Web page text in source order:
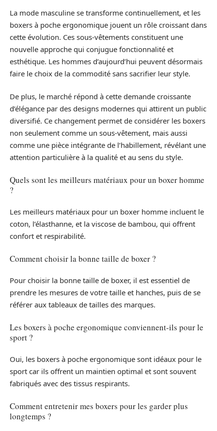
La mode masculine se transforme continuellement, et les
boxers à poche ergonomique jouent un rôle croissant dans
cette évolution. Ces sous-vêtements constituent une
nouvelle approche qui conjugue fonctionnalité et
esthétique. Les hommes d’aujourd’hui peuvent désormais
faire le choix de la commodité sans sacrifier leur style.
De plus, le marché répond à cette demande croissante
d’élégance par des designs modernes qui attirent un public
diversifié. Ce changement permet de considérer les boxers
non seulement comme un sous-vêtement, mais aussi
comme une pièce intégrante de l’habillement, révélant une
attention particulière à la qualité et au sens du style.
Quels sont les meilleurs matériaux pour un boxer homme
?
Les meilleurs matériaux pour un boxer homme incluent le
coton, l’élasthanne, et la viscose de bambou, qui offrent
confort et respirabilité.
Comment choisir la bonne taille de boxer ?
Pour choisir la bonne taille de boxer, il est essentiel de
prendre les mesures de votre taille et hanches, puis de se
référer aux tableaux de tailles des marques.
Les boxers à poche ergonomique conviennent-ils pour le
sport ?
Oui, les boxers à poche ergonomique sont idéaux pour le
sport car ils offrent un maintien optimal et sont souvent
fabriqués avec des tissus respirants.
Comment entretenir mes boxers pour les garder plus
longtemps ?